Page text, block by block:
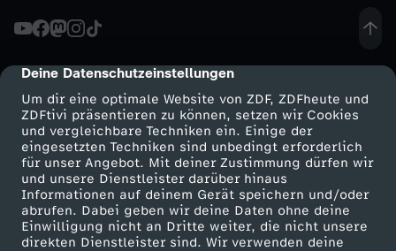
cmp-dialog-description
Deine Datenschutzeinstellungen
Um dir eine optimale Website von ZDF, ZDFheute und
ZDFtivi präsentieren zu können, setzen wir Cookies
und vergleichbare Techniken ein. Einige der
eingesetzten Techniken sind unbedingt erforderlich
für unser Angebot. Mit deiner Zustimmung dürfen wir
und unsere Dienstleister darüber hinaus
Informationen auf deinem Gerät speichern und/oder
abrufen. Dabei geben wir deine Daten ohne deine
Einwilligung nicht an Dritte weiter, die nicht unsere
direkten Dienstleister sind. Wir verwenden deine
H
o
u
r
-
T
Mehr ZDF
ZDF-Apps
Smart TV
Service
ZDFmitreden
Kontakt zum ZDF